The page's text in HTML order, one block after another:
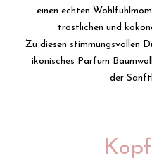
einen echten
tröstlichen und
Zu diesen stimmungsvollen
ikonisches Parfum
der